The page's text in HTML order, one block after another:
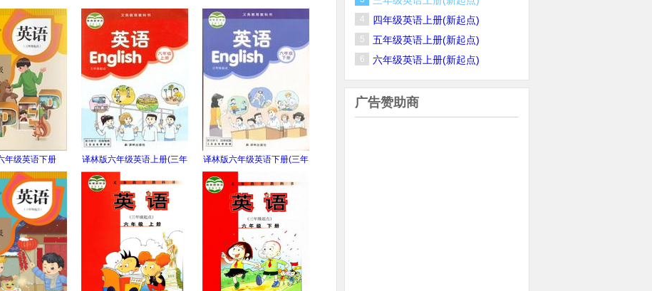
年级英语下册
(PEP)
译林版六年级英语上册(三年
译林版六年级英语下册(三年
4 四年级英语上册(新起点)
5 五年级英语上册(新起点)
6 六年级英语上册(新起点)
广告赞助商